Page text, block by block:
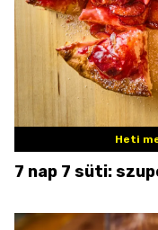
Heti
7 nap 7 süti: